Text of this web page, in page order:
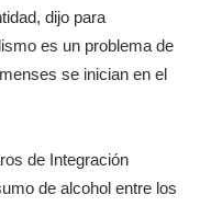
dijo para
es un problema de
se inician en el
de Integración
de alcohol entre los